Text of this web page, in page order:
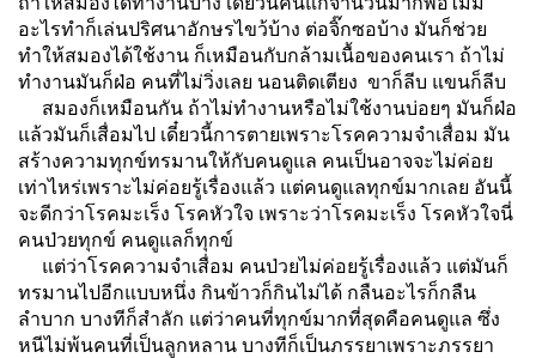
อะไรทำก็เล่นปริศนาอักษรไขว้บ้าง ต่อจิ๊กซอบ้าง มันก็ช่วย
ทำให้สมองได้ใช้งาน ก็เหมือนกับกล้ามเนื้อของคนเรา ถ้าไม่
ทำงานมันก็ฝ่อ คนที่ไม่วิ่งเลย นอนติดเตียง ขาก็ลีบ แขนก็ลีบ
สมองก็เหมือนกัน ถ้าไม่ทำงานหรือไม่ใช้งานบ่อยๆ มันก็ฝ่อ
แล้วมันก็เสื่อมไป เดี๋ยวนี้การตายเพราะโรคความจำเสื่อม มัน
สร้างความทุกข์ทรมานให้กับคนดูแล คนเป็นอาจจะไม่ค่อย
เท่าไหร่เพราะไม่ค่อยรู้เรื่องแล้ว แต่คนดูแลทุกข์มากเลย อันนี้
จะดีกว่าโรคมะเร็ง โรคหัวใจ เพราะว่าโรคมะเร็ง โรคหัวใจนี่
คนป่วยทุกข์ คนดูแลก็ทุกข์
แต่ว่าโรคความจำเสื่อม คนป่วยไม่ค่อยรู้เรื่องแล้ว แต่มันก็
ทรมานไปอีกแบบหนึ่ง กินข้าวก็กินไม่ได้ กลืนอะไรก็กลืน
ลำบาก บางทีก็สำลัก แต่ว่าคนที่ทุกข์มากที่สุดคือคนดูแล ซึ่ง
หนีไม่พ้นคนที่เป็นลูกหลาน บางทีก็เป็นภรรยาเพราะภรรยา